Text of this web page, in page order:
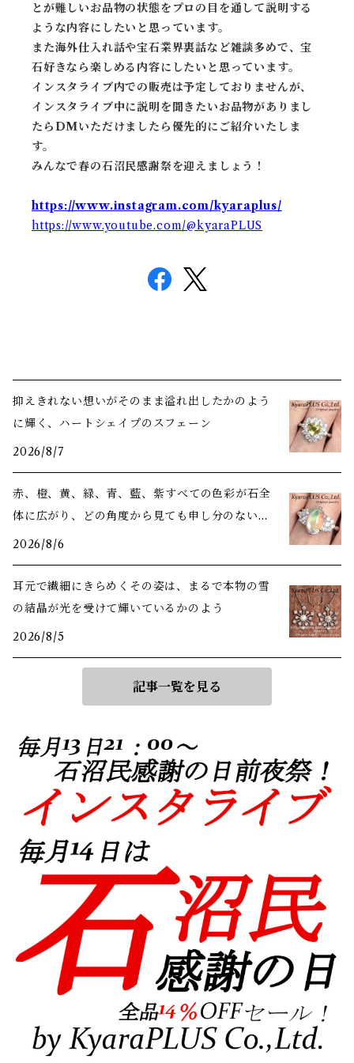
とが難しいお品物の状態をプロの目を通して説明する
ような内容にしたいと思っています。
また海外仕入れ話や宝石業界裏話など雑談多めで、宝
石好きなら楽しめる内容にしたいと思っています。
インスタライブ内での販売は予定しておりませんが、
インスタライブ中に説明を聞きたいお品物がありまし
たらDMいただけましたら優先的にご紹介いたしま
す。
みんなで春の石沼民感謝祭を迎えましょう！
https://www.instagram.com/kyaraplus/
https://www.youtube.com/@kyaraPLUS
抑えきれない想いがそのまま溢れ出したかのよう
に輝く、ハートシェイプのスフェーン
2026/8/7
赤、橙、黄、緑、青、藍、紫――すべての色彩が石全
体に広がり、どの角度から見ても申し分のない美
しさ
2026/8/6
耳元で繊細にきらめくその姿は、まるで本物の雪
の結晶が光を受けて輝いているかのよう
2026/8/5
記事一覧を見る